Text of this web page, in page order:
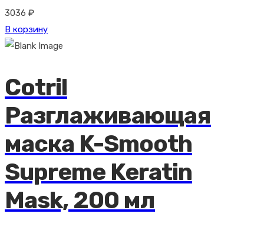
3036 ₽
В корзину
Cotril
Разглаживающая
маска K-Smooth
Supreme Keratin
Mask, 200 мл